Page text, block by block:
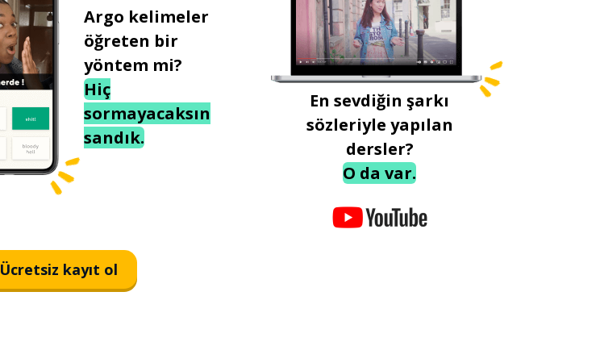
Argo kelimeler
öğreten bir
yöntem mi?
Hiç
sormayacaksın
sandık.
En sevdiğin şarkı
sözleriyle yapılan
dersler?
O da var.
Ücretsiz kayıt ol